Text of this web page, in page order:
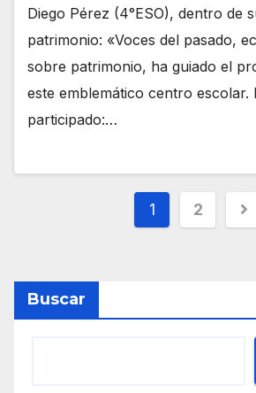
Diego Pérez (4°ESO), dentro de
patrimonio: «Voces del pasado,
sobre patrimonio, ha guiado el
este emblemático centro escolar.
participado:…
1 2
Buscar